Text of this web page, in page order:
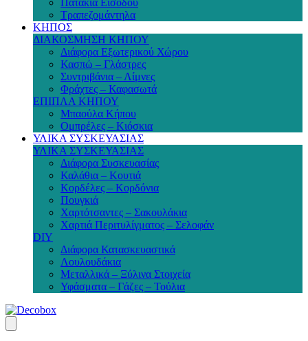
Πατάκια Εισόδου
Τραπεζομάντηλα
ΚΗΠΟΣ
ΔΙΑΚΟΣΜΗΣΗ ΚΗΠΟΥ
Διάφορα Εξωτερικού Χώρου
Κασπώ – Γλάστρες
Συντριβάνια – Λίμνες
Φράχτες – Καφασωτά
ΕΠΙΠΛΑ ΚΗΠΟΥ
Μπαούλα Κήπου
Ομπρέλες – Κιόσκια
ΥΛΙΚΑ ΣΥΣΚΕΥΑΣΙΑΣ
ΥΛΙΚΑ ΣΥΣΚΕΥΑΣΙΑΣ
Διάφορα Συσκευασίας
Καλάθια – Κουτιά
Κορδέλες – Κορδόνια
Πουγκιά
Χαρτότσαντες – Σακουλάκια
Χαρτιά Περιτυλίγματος – Σελοφάν
DIY
Διάφορα Κατασκευαστικά
Λουλουδάκια
Μεταλλικά – Ξύλινα Στοιχεία
Υφάσματα – Γάζες – Τούλια